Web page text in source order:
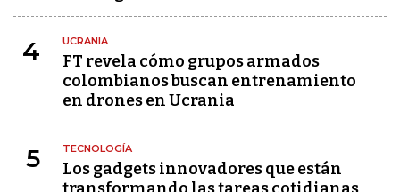
4 UCRANIA
FT revela cómo grupos armados
colombianos buscan entrenamiento
en drones en Ucrania
5 TECNOLOGÍA
Los gadgets innovadores que están